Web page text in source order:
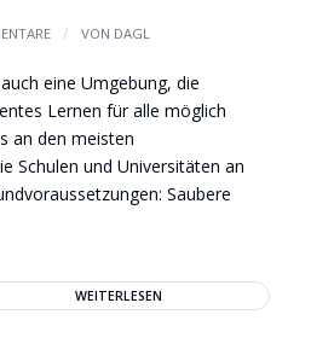
/ VON DAGL
eine Umgebung, die
Lernen für alle möglich
an den meisten
Schulen und Universitäten an
Saubere
WEITERLESEN